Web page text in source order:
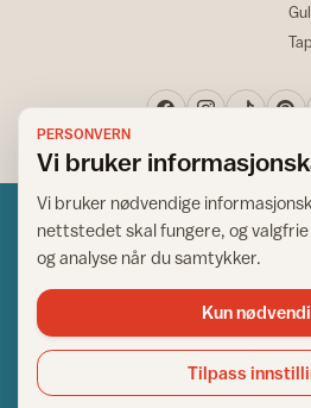
Norsk råd for hjem
Copyright © 1995-2026. All
Ansvarlig redaktør: Helge
PERSONVERN
Vi bruker
Vi bruker nødvendige
nettstedet skal fungere, og
og analyse når du samtykker.
Kun
Tilpass